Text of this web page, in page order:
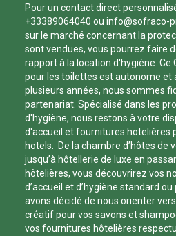
Pour un contact direct
+33389064040 ou info@sofraco-
sur le marché concernant la
sont vendues, vous pourrez faire
rapport à la location d'hygiène. Ce
pour les toilettes est autonome et
plusieurs années, nous sommes
partenariat. Spécialisé dans les
d'hygiène, nous restons à votre
d'accueil et fournitures hotelières
hotels. De la chambre d’hôtes de
jusqu’à hôtellerie de luxe en
hôtelières, vous découvrirez vos
d’accueil et d’hygiène standard
avons décidé de nous orienter
créatif pour vos savons et
vos fournitures hôtelières